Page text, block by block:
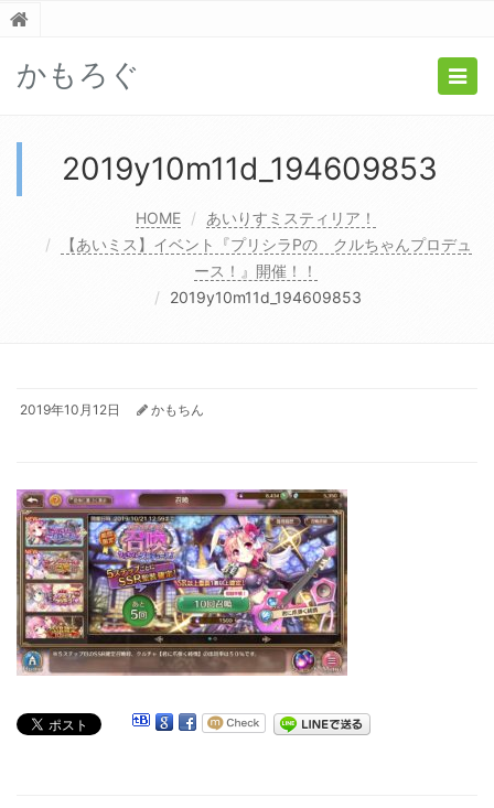
かもろぐ
2019y10m11d_194609853
HOME
あいりすミスティリア！
【あいミス】イベント『プリシラPの クルちゃんプロデュ
ース！』開催！！
2019y10m11d_194609853
2019年10月12日 かもちん